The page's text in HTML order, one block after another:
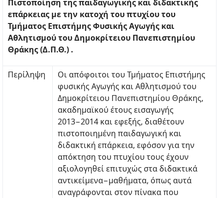
Πιστοποίηση της παιδαγωγικής και διδακτικής
επάρκειας με την κατοχή του πτυχίου του
Τμήματος Επιστήμης Φυσικής Αγωγής και
Αθλητισμού του Δημοκρίτειου Πανεπιστημίου
Θράκης (Δ.Π.Θ.) .
Περίληψη
Οι απόφοιτοι του Τμήματος Επιστήμης
φυσικής Αγωγής και Αθλητισμού του
Δημοκρίτειου Πανεπιστημίου Θράκης,
ακαδημαϊκού έτους εισαγωγής
2013−2014 και εφεξής, διαθέτουν
πιστοποιημένη παιδαγωγική και
διδακτική επάρκεια, εφόσον για την
απόκτηση του πτυχίου τους έχουν
αξιολογηθεί επιτυχώς στα διδακτικά
αντικείμενα−μαθήματα, όπως αυτά
αναγράφονται στον πίνακα που